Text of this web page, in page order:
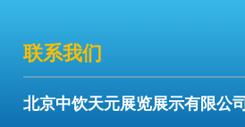
联系我们
北京中饮天元展览展示有限公司